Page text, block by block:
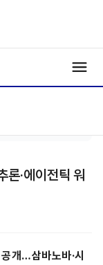
·에이전틱 워
개…삼바노바·시